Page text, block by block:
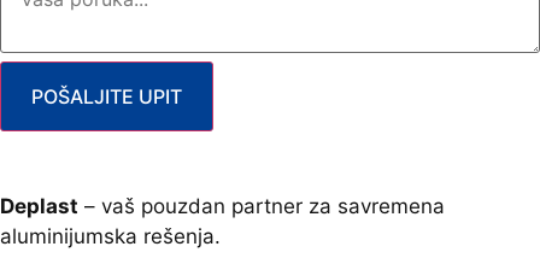
POŠALJITE UPIT
Deplast – vaš pouzdan partner za savremena
aluminijumska rešenja.